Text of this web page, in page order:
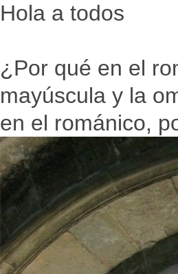
Hola a todos
¿Por qué en el
mayúscula y la
en el románico,